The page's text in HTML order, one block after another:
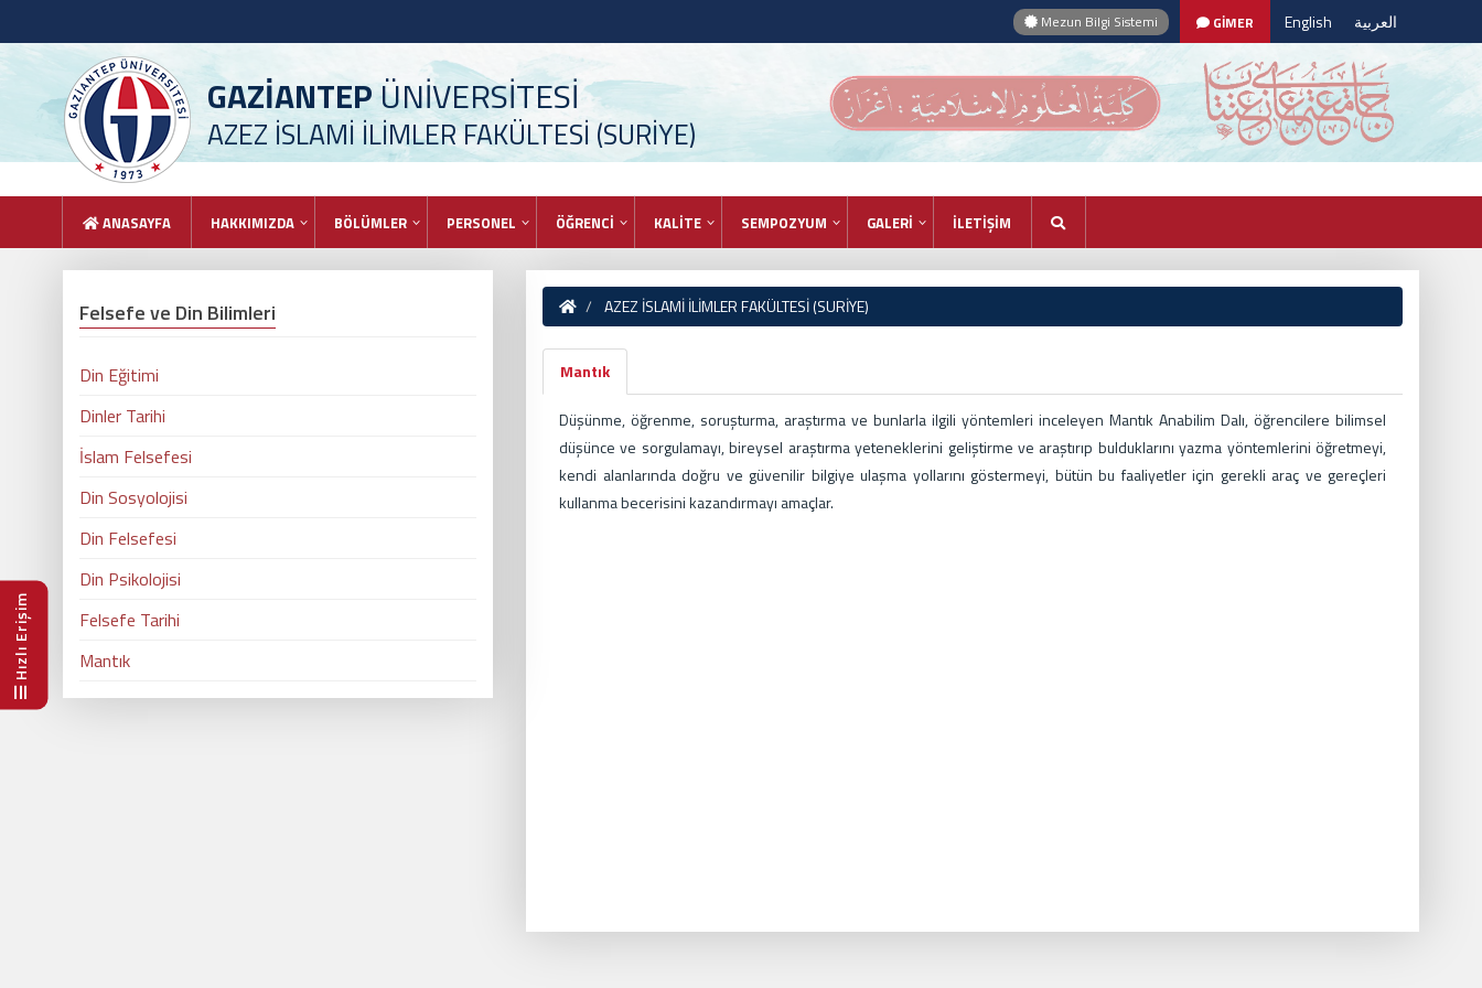
Hızlı Erişim
Mezun Bilgi Sistemi GİMER English العربية
GAZİANTEPÜNİVERSİTESİ
AZEZ İSLAMİ İLİMLER FAKÜLTESİ (SURİYE)
ANASAYFA HAKKIMIZDA BÖLÜMLER PERSONEL ÖĞRENCİ KALİTE SEMPOZYUM GALERİ İLETİŞİM
AZEZ İSLAMİ İLİMLER FAKÜLTESİ (SURİYE)
Mantık
Düşünme, öğrenme, soruşturma, araştırma ve bunlarla ilgili yöntemleri inceleyen Mantık Anabilim Dalı, öğrencilere bilimsel
düşünce ve sorgulamayı, bireysel araştırma yeteneklerini geliştirme ve araştırıp bulduklarını yazma yöntemlerini öğretmeyi,
kendi alanlarında doğru ve güvenilir bilgiye ulaşma yollarını göstermeyi, bütün bu faaliyetler için gerekli araç ve gereçleri
kullanma becerisini kazandırmayı amaçlar.
Felsefe ve Din Bilimleri
Din Eğitimi
Dinler Tarihi
İslam Felsefesi
Din Sosyolojisi
Din Felsefesi
Din Psikolojisi
Felsefe Tarihi
Mantık